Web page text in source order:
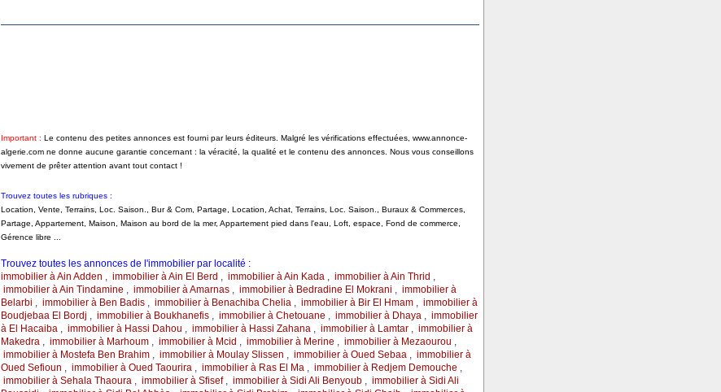
Important : Le contenu des petites annonces est fourni par leurs éditeurs. Malgré les vérifications effectuées, www.annonce-
algerie.com ne donne aucune garantie concernant : la véracité, la qualité et le contenu des annonces. Nous vous conseillons
vivement de prêter attention avant tout contact !
Trouvez toutes les rubriques :
Location, Vente, Terrains, Loc. Saison., Bur & Com, Partage, Location, Achat, Terrains, Loc. Saison., Buraux & Commerces,
Partage, Appartement, Maison, Maison au bord de la mer, Appartement pied dans l'eau, Loft, espace, Fond de commerce,
Gérence libre ...
Trouvez toutes les annonces de l'immobilier par localité :
immobilier à Ain Adden , immobilier à Ain El Berd , immobilier à Ain Kada, immobilier à Ain Thrid ,
immobilier à Ain Tindamine , immobilier à Amarnas, immobilier à Bedradine El Mokrani , immobilier à
Belarbi , immobilier à Ben Badis, immobilier à Benachiba Chelia, immobilier à Bir El Hmam, immobilier à
Boudjebaa El Bordj , immobilier à Boukhanefis, immobilier à Chetouane , immobilier à Dhaya, immobilier
à El Hacaiba, immobilier à Hassi Dahou , immobilier à Hassi Zahana, immobilier à Lamtar, immobilier à
Makedra, immobilier à Marhoum, immobilier à Mcid , immobilier à Merine , immobilier à Mezaourou ,
immobilier à Mostefa Ben Brahim, immobilier à Moulay Slissen , immobilier à Oued Sebaa, immobilier à
Oued Sefioun , immobilier à Oued Taourira, immobilier à Ras El Ma, immobilier à Redjem Demouche ,
immobilier à Sehala Thaoura, immobilier à Sfisef, immobilier à Sidi Ali Benyoub, immobilier à Sidi Ali